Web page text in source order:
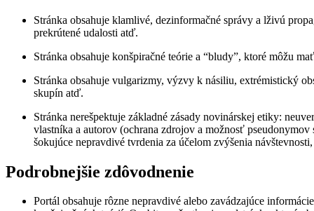
Stránka obsahuje klamlivé, dezinformačné správy a lživú
prekrútené udalosti atď.
Stránka obsahuje konšpiračné teórie a “bludy”, ktoré môžu
Stránka obsahuje vulgarizmy, výzvy k násiliu, extrémistický
skupín atď.
Stránka nerešpektuje základné zásady novinárskej etiky:
vlastníka a autorov (ochrana zdrojov a možnosť
šokujúce nepravdivé tvrdenia za účelom zvýšenia
Podrobnejšie zdôvodnenie
Portál obsahuje rôzne nepravdivé alebo zavádzajúce